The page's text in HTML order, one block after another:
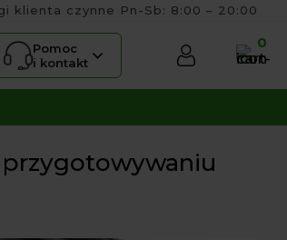
klienta czynne Pn-Sb: 8:00 – 20:00
Pomoc
i kontakt
0